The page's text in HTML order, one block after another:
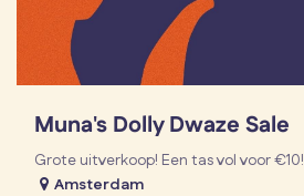
Muna's Dolly Dwaze Sale
Grote uitverkoop! Een tas vol voor €10!
Amsterdam